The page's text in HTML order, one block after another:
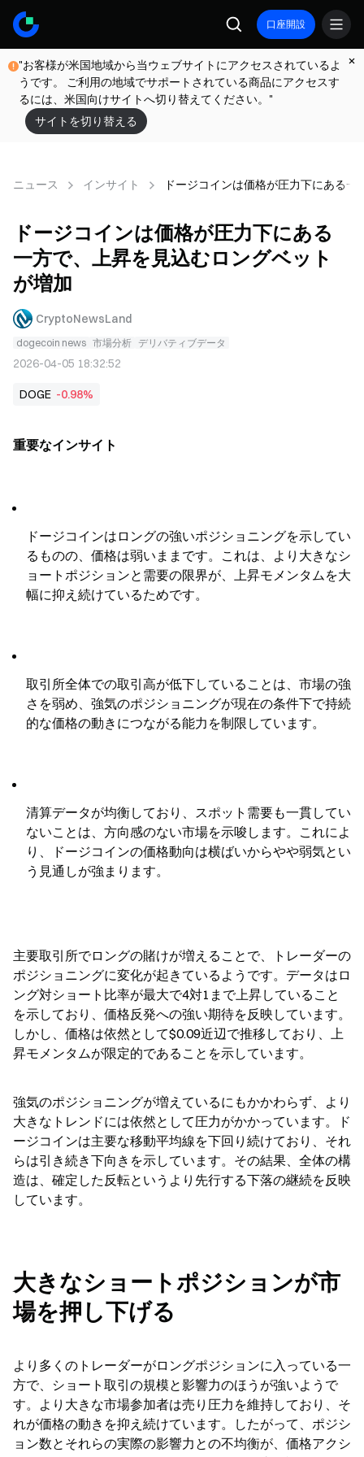
口座開設
"お客様が米国地域から当ウェブサイトにアクセスされているよ
うです。 ご利用の地域でサポートされている商品にアクセスす
るには、米国向けサイトへ切り替えてください。"
サイトを切り替える
ニュース インサイト ドージコインは価格が圧力下にある
ドージコインは価格が圧力下にある
一方で、上昇を見込むロングベット
が増加
CryptoNewsLand
dogecoin news 市場分析 デリバティブデータ
2026-04-05 18:32:52
DOGE -0.98%
重要なインサイト
ドージコインはロングの強いポジショニングを示してい
るものの、価格は弱いままです。これは、より大きなシ
ョートポジションと需要の限界が、上昇モメンタムを大
幅に抑え続けているためです。
取引所全体での取引高が低下していることは、市場の強
さを弱め、強気のポジショニングが現在の条件下で持続
的な価格の動きにつながる能力を制限しています。
清算データが均衡しており、スポット需要も一貫してい
ないことは、方向感のない市場を示唆します。これによ
り、ドージコインの価格動向は横ばいからやや弱気とい
う見通しが強まります。
主要取引所でロングの賭けが増えることで、トレーダーの
ポジショニングに変化が起きているようです。データはロ
ング対ショート比率が最大で4対1まで上昇していること
を示しており、価格反発への強い期待を反映しています。
しかし、価格は依然として$0.09近辺で推移しており、上
昇モメンタムが限定的であることを示しています。
強気のポジショニングが増えているにもかかわらず、より
大きなトレンドには依然として圧力がかかっています。ド
ージコインは主要な移動平均線を下回り続けており、それ
らは引き続き下向きを示しています。その結果、全体の構
造は、確定した反転というより先行する下落の継続を反映
しています。
大きなショートポジションが市
場を押し下げる
より多くのトレーダーがロングポジションに入っている一
方で、ショート取引の規模と影響力のほうが強いようで
す。より大きな市場参加者は売り圧力を維持しており、そ
れが価格の動きを抑え続けています。したがって、ポジシ
ョン数とそれらの実際の影響力との不均衡が、価格アクシ